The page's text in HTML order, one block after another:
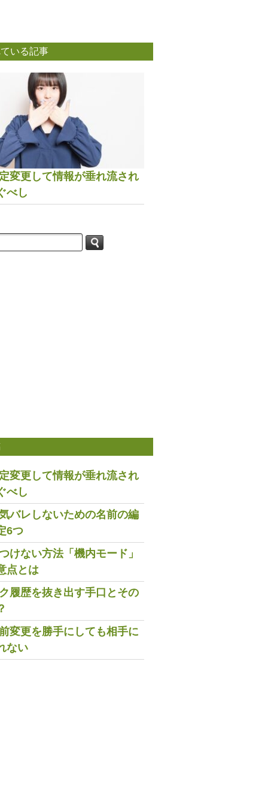
いる記事
変更して情報が垂れ流され
べし
変更して情報が垂れ流され
べし
バレしないための名前の編
6つ
けない方法「機内モード」
点とは
履歴を抜き出す手口とその
変更を勝手にしても相手に
ない